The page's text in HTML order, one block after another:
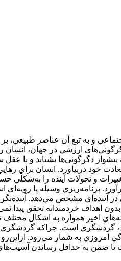
و به تبع آن عناصر طبيعي،
ارزشي در جهان، انسان را
دگرگوني‌ها بشتابد و با
خود دربیاورد. انسان براي
و تحولات آينده را به‌شكلي
برنامه‌ريزي‌ وسيله يا رويه‌اي
در آينده‌اي مشخص مي‌دهد.
اهداف خردمندانه تحقق پیدا
اخير همواره به اشكال مختلف
گردشگري است. چراكه
امروزي به شمار مي‌رود. ازاين‌رو
تا ضمن به حداقل رساندن آسيب‌هاي